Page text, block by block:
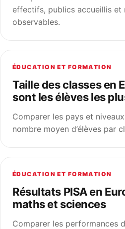
effectifs, publics accueillis et
observables.
ÉDUCATION ET FORMATION
Taille des classes en
sont les élèves les
Comparer les pays et
nombre moyen d’élèves par
ÉDUCATION ET FORMATION
Résultats PISA en
maths et sciences
Comparer les performances